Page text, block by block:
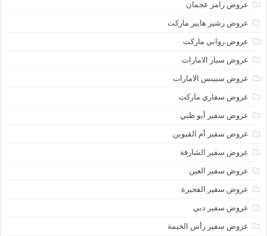
عروض رامز عجمان
عروض رشيز هايبر ماركت
عروض روابي ماركت
عروض سبار الامارات
عروض سبينس الامارات
عروض سفاري ماركت
عروض سفير أبو ظبي
عروض سفير أم القيوين
عروض سفير الشارقة
عروض سفير العين
عروض سفير الفجيرة
عروض سفير دبي
عروض سفير رأس الخيمة